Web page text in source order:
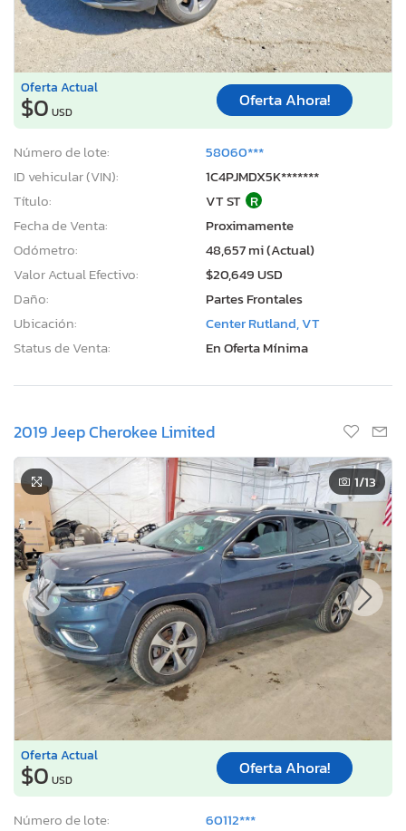
Oferta Actual
$0 USD
Oferta Ahora!
Número de lote:
58060***
ID vehicular (VIN):
1C4PJMDX5K*******
Título:
VT ST R
Fecha de Venta:
Proximamente
Odómetro:
48,657 mi (Actual)
Valor Actual Efectivo:
$20,649 USD
Daño:
Partes Frontales
Ubicación:
Center Rutland, VT
Status de Venta:
En Oferta Mínima
2019 Jeep Cherokee Limited
1/13
Oferta Actual
$0 USD
Oferta Ahora!
Número de lote:
60112***